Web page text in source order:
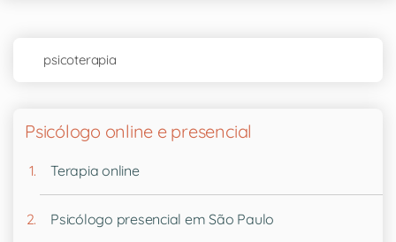
Psicólogo online e presencial
Terapia online
Psicólogo presencial em São Paulo